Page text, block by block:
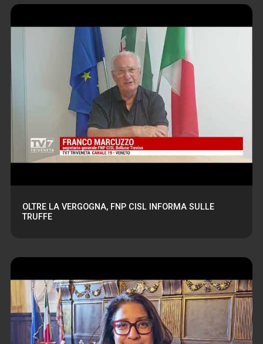
OLTRE LA VERGOGNA, FNP CISL INFORMA SULLE
TRUFFE